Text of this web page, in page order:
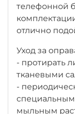
телефонной
отлично
Уход за
- протирать
тканевыми
-
мыльным